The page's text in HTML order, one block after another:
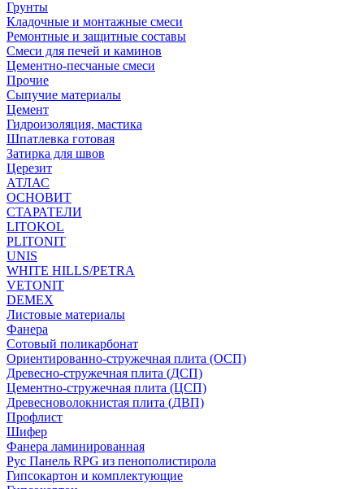
Грунты
Кладочные и монтажные смеси
Ремонтные и защитные составы
Смеси для печей и каминов
Цементно-песчаные смеси
Прочие
Сыпучие материалы
Цемент
Гидроизоляция, мастика
Шпатлевка готовая
Затирка для швов
Церезит
АТЛАС
ОСНОВИТ
СТАРАТЕЛИ
LITOKOL
PLITONIT
UNIS
WHITE HILLS/PETRA
VETONIT
DEMEX
Листовые материалы
Фанера
Сотовый поликарбонат
Ориентированно-стружечная плита (ОСП)
Древесно-стружечная плита (ДСП)
Цементно-стружечная плита (ЦСП)
Древесноволокнистая плита (ДВП)
Профлист
Шифер
Фанера ламинированная
Рус Панель RPG из пенополистирола
Гипсокартон и комплектующие